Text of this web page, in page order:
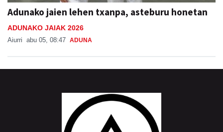
Adunako jaien lehen txanpa, asteburu honetan
ADUNAKO JAIAK 2026
Aiurri abu 05, 08:47 ADUNA